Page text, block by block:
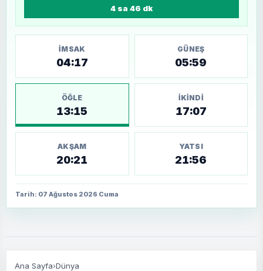
4 sa 46 dk
İMSAK
04:17
GÜNEŞ
05:59
ÖĞLE
13:15
İKINDI
17:07
AKŞAM
20:21
YATSI
21:56
Tarih: 07 Ağustos 2026 Cuma
Ana Sayfa›Dünya